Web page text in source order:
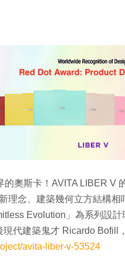
奧斯卡！AVITA LIBER V
理念、建築幾何立方結構
Evolution」為系列設
現代建築鬼才 Ricardo
avita-liber-v-53524